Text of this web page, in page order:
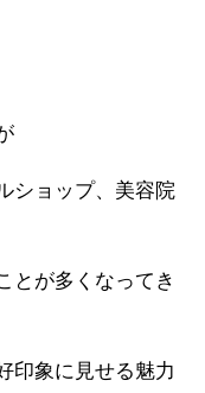
ショップ、美容院
とが多くなってき
印象に見せる魅力